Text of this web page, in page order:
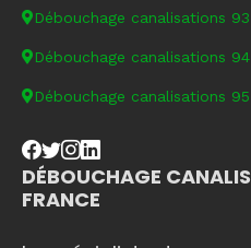
Débouchage canalisations 93
Débouchage canalisations 94
Débouchage canalisations 95
DÉBOUCHAGE
FRANCE